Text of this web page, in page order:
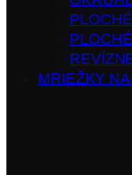
MRIEŽKY